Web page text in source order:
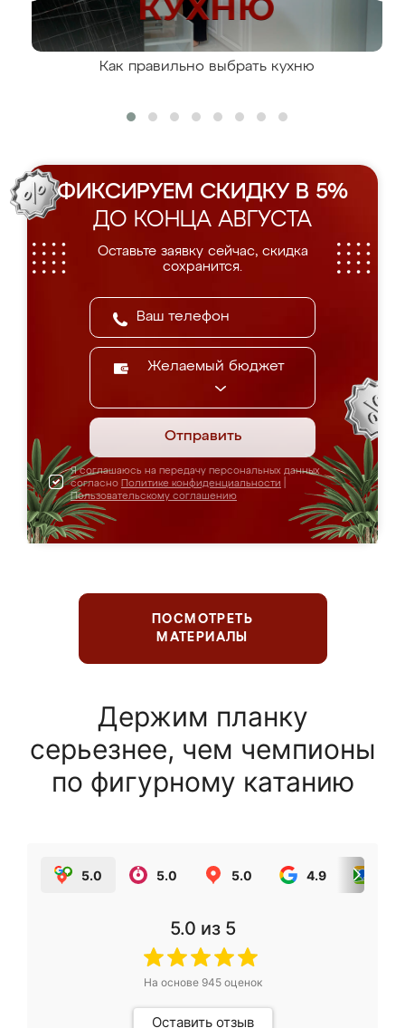
Как правильно выбрать кухню
ФИКСИРУЕМ СКИДКУ В 5%
ДО КОНЦА АВГУСТА
Оставьте заявку сейчас, скидка
сохранится.
Желаемый бюджет
Отправить
Я соглашаюсь на передачу персональных данных
согласно Политике конфиденциальности
Пользовательскому соглашению
ПОСМОТРЕТЬ
МАТЕРИАЛЫ
Держим планку
серьезнее, чем чемпионы
по фигурному катанию
5.0 5.0 5.0 4.9
5.0 из 5
На основе 945оценок
Оставить отзыв